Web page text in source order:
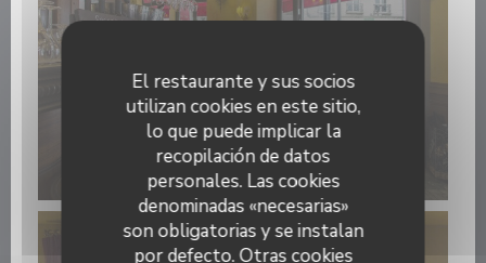
El restaurante y sus socios
utilizan cookies en este sitio,
lo que puede implicar la
recopilación de datos
personales. Las cookies
denominadas «necesarias»
son obligatorias y se instalan
por defecto. Otras cookies